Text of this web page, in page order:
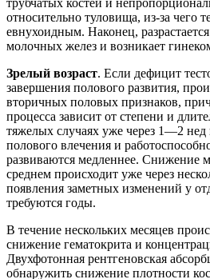
относительно туловища, из-за чего
евнухоидным. Наконец,
молочных желез и возникает
Зрелый возраст. Если дефицит
завершения полового развития,
вторичных половых признаков,
процесса зависит от степени и
тяжелых случаях уже через 1—2
полового влечения и
развиваются медленнее.
среднем происходит уже через
появления заметных изменений у
требуются годы.
В течение нескольких месяцев
снижение гематокрита и
Двухфотонная рентгеновская
обнаружить снижение плотности